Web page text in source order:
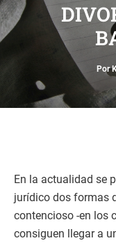
Por
En la actualidad se
jurídico dos formas
contencioso -en los
consiguen llegar a